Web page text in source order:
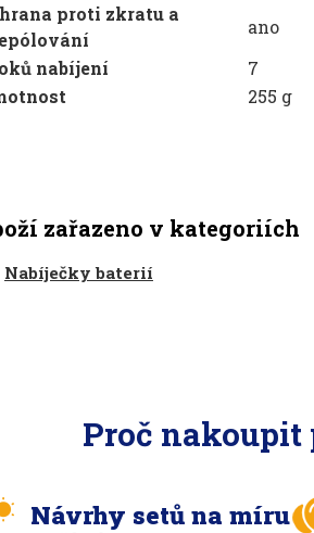
proti zkratu a
ano
nabíjení
7
255 g
zařazeno v kategoriích
Nabíječky baterií
Proč nakoupit
Návrhy setů na míru